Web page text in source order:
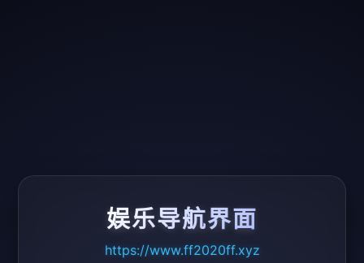
娱乐导航界面
https://www.ff2020ff.xyz